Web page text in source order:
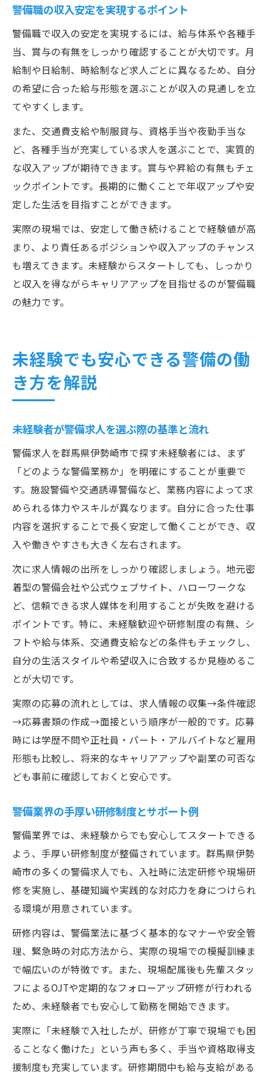
警備職の収入安定を実現するポイント
警備職で収入の安定を実現するには、給与体系や各種手
当、賞与の有無をしっかり確認することが大切です。月
給制や日給制、時給制など求人ごとに異なるため、自分
の希望に合った給与形態を選ぶことが収入の見通しを立
てやすくします。
また、交通費支給や制服貸与、資格手当や夜勤手当な
ど、各種手当が充実している求人を選ぶことで、実質的
な収入アップが期待できます。賞与や昇給の有無もチェ
ックポイントです。長期的に働くことで年収アップや安
定した生活を目指すことができます。
実際の現場では、安定して働き続けることで経験値が高
まり、より責任あるポジションや収入アップのチャンス
も増えてきます。未経験からスタートしても、しっかり
と収入を得ながらキャリアアップを目指せるのが警備職
の魅力です。
未経験でも安心できる警備の働
き方を解説
未経験者が警備求人を選ぶ際の基準と流れ
警備求人を群馬県伊勢崎市で探す未経験者には、まず
「どのような警備業務か」を明確にすることが重要で
す。施設警備や交通誘導警備など、業務内容によって求
められる体力やスキルが異なります。自分に合った仕事
内容を選択することで長く安定して働くことができ、収
入や働きやすさも大きく左右されます。
次に求人情報の出所をしっかり確認しましょう。地元密
着型の警備会社や公式ウェブサイト、ハローワークな
ど、信頼できる求人媒体を利用することが失敗を避ける
ポイントです。特に、未経験歓迎や研修制度の有無、シ
フトや給与体系、交通費支給などの条件もチェックし、
自分の生活スタイルや希望収入に合致するか見極めるこ
とが大切です。
実際の応募の流れとしては、求人情報の収集→条件確認
→応募書類の作成→面接という順序が一般的です。応募
時には学歴不問や正社員・パート・アルバイトなど雇用
形態も比較し、将来的なキャリアアップや副業の可否な
ども事前に確認しておくと安心です。
警備業界の手厚い研修制度とサポート例
警備業界では、未経験からでも安心してスタートできる
よう、手厚い研修制度が整備されています。群馬県伊勢
崎市の多くの警備求人でも、入社時に法定研修や現場研
修を実施し、基礎知識や実践的な対応力を身につけられ
る環境が用意されています。
研修内容は、警備業法に基づく基本的なマナーや安全管
理、緊急時の対応方法から、実際の現場での模擬訓練ま
で幅広いのが特徴です。また、現場配属後も先輩スタッ
フによるOJTや定期的なフォローアップ研修が行われる
ため、未経験者でも安心して勤務を開始できます。
実際に「未経験で入社したが、研修が丁寧で現場でも困
ることなく働けた」という声も多く、手当や資格取得支
援制度も充実しています。研修期間中も給与支給がある